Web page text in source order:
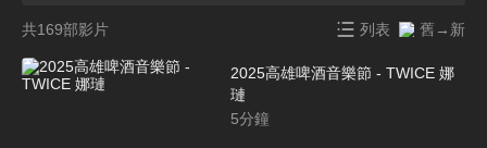
共169部影片 列表 舊→新
2025高雄啤酒音樂節 - TWICE 娜
璉
5分鐘